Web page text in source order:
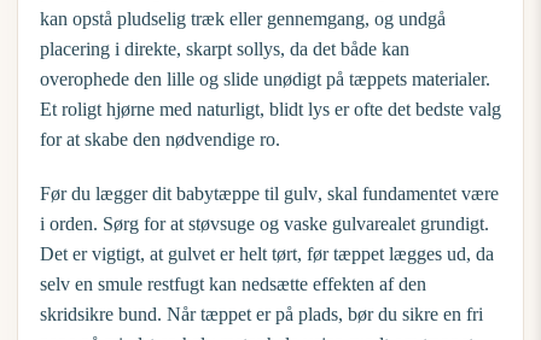
kan opstå pludselig træk eller gennemgang, og undgå
placering i direkte, skarpt sollys, da det både kan
overophede den lille og slide unødigt på tæppets materialer.
Et roligt hjørne med naturligt, blidt lys er ofte det bedste valg
for at skabe den nødvendige ro.
Før du lægger dit babytæppe til gulv, skal fundamentet være
i orden. Sørg for at støvsuge og vaske gulvarealet grundigt.
Det er vigtigt, at gulvet er helt tørt, før tæppet lægges ud, da
selv en smule restfugt kan nedsætte effekten af den
skridsikre bund. Når tæppet er på plads, bør du sikre en fri